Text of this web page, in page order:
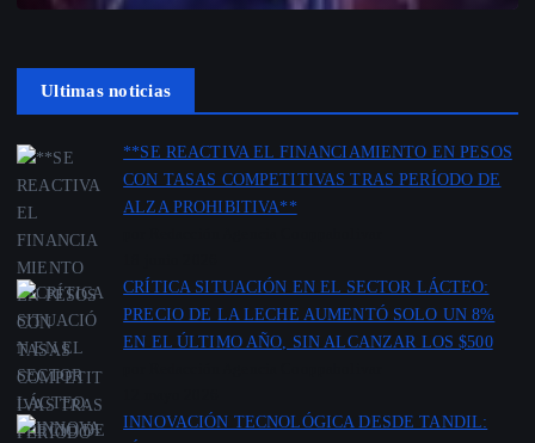
Ultimas noticias
**SE REACTIVA EL FINANCIAMIENTO EN PESOS
CON TASAS COMPETITIVAS TRAS PERÍODO DE
ALZA PROHIBITIVA**
CRÍTICA SITUACIÓN EN EL SECTOR LÁCTEO:
PRECIO DE LA LECHE AUMENTÓ SOLO UN 8%
EN EL ÚLTIMO AÑO, SIN ALCANZAR LOS $500
INNOVACIÓN TECNOLÓGICA DESDE TANDIL: